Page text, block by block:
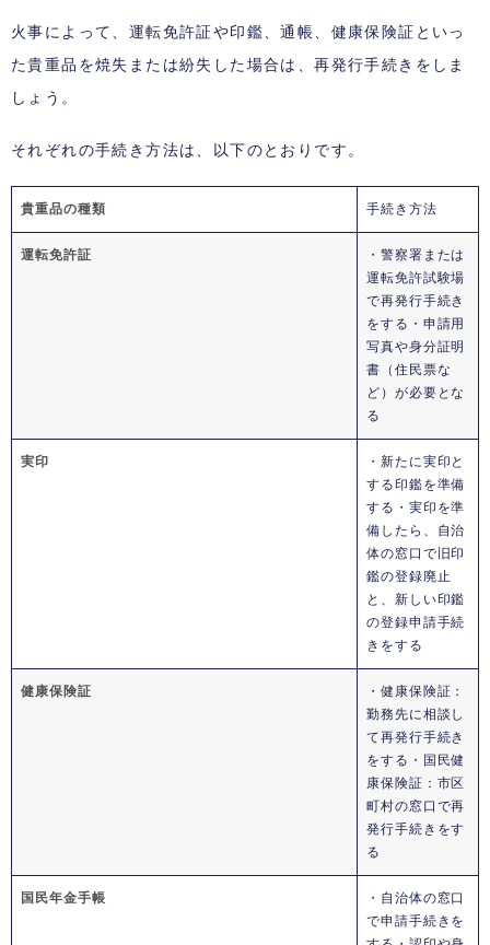
火事によって、運転免許証や印鑑、通帳、健康保険証といっ
た貴重品を焼失または紛失した場合は、再発行手続きをしま
しょう。
それぞれの手続き方法は、以下のとおりです。
貴重品の種類 手続き方法
運転免許証
・警察署または
運転免許試験場
で再発行手続き
をする・申請用
写真や身分証明
書（住民票な
ど）が必要とな
る
実印
・新たに実印と
する印鑑を準備
する・実印を準
備したら、自治
体の窓口で旧印
鑑の登録廃止
と、新しい印鑑
の登録申請手続
きをする
健康保険証
・健康保険証：
勤務先に相談し
て再発行手続き
をする・国民健
康保険証：市区
町村の窓口で再
発行手続きをす
る
国民年金手帳
・自治体の窓口
で申請手続きを